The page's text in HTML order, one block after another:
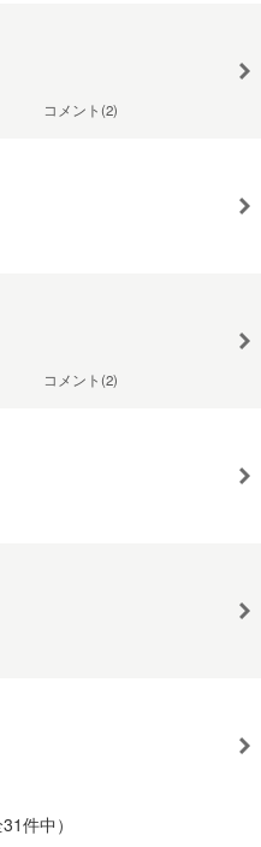
コメント(2)
コメント(2)
件中）